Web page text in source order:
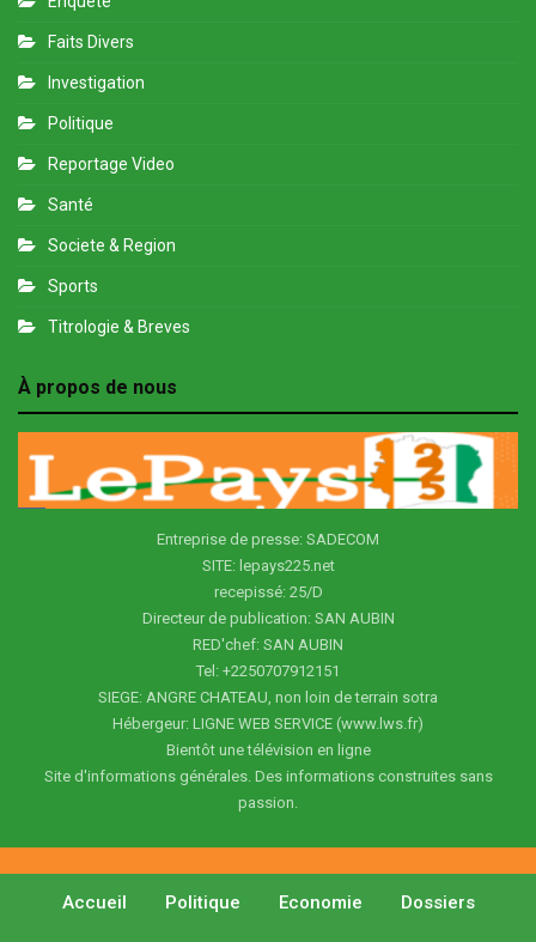
Faits Divers
Investigation
Politique
Reportage Video
Santé
Societe & Region
Sports
Titrologie & Breves
À propos de nous
Entreprise de presse: SADECOM
SITE: lepays225.net
recepissé: 25/D
Directeur de publication: SAN AUBIN
RED'chef: SAN AUBIN
Tel: +2250707912151
SIEGE: ANGRE CHATEAU, non loin de terrain sotra
Hébergeur: LIGNE WEB SERVICE (www.lws.fr)
Bientôt une télévision en ligne
Site d'informations générales. Des informations construites sans
passion.
Accueil Politique Economie Dossiers